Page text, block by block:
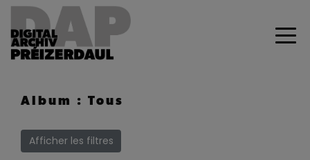
Album : Tous
Afficher les filtres